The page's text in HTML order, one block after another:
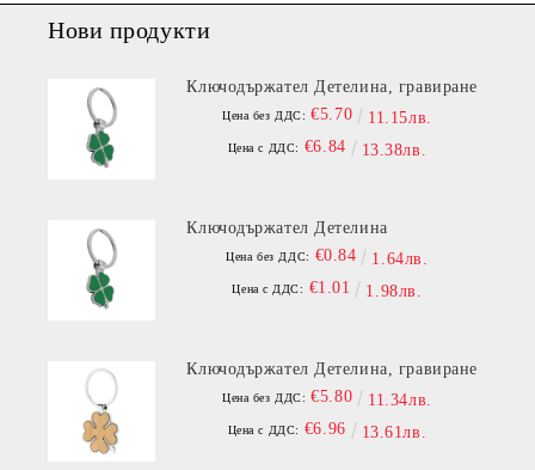
Нови продукти
Ключодържател Детелина, гравиране
Цена без ДДС: €5.70 11.15лв.
Цена с ДДС: €6.84 13.38лв.
Ключодържател Детелина
Цена без ДДС: €0.84 1.64лв.
Цена с ДДС: €1.01 1.98лв.
Ключодържател Детелина, гравиране
Цена без ДДС: €5.80 11.34лв.
Цена с ДДС: €6.96 13.61лв.